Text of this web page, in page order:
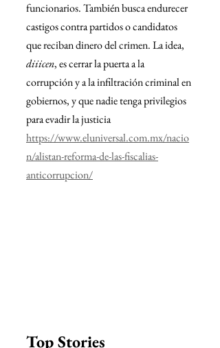
funcionarios. También busca endurecer
castigos contra partidos o candidatos
que reciban dinero del crimen. La idea,
diiicen, es cerrar la puerta a la
corrupción y a la infiltración criminal en
gobiernos, y que nadie tenga privilegios
para evadir la justicia
https://www.eluniversal.com.mx/nacio
n/alistan-reforma-de-las-fiscalias-
anticorrupcion/
Top Stories